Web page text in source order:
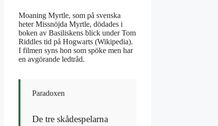
Moaning Myrtle, som på svenska
heter Missnöjda Myrtle, dödades i
boken av Basiliskens blick under Tom
Riddles tid på Hogwarts (Wikipedia).
I filmen syns hon som spöke men har
en avgörande ledtråd.
Paradoxen
De tre skådespelarna